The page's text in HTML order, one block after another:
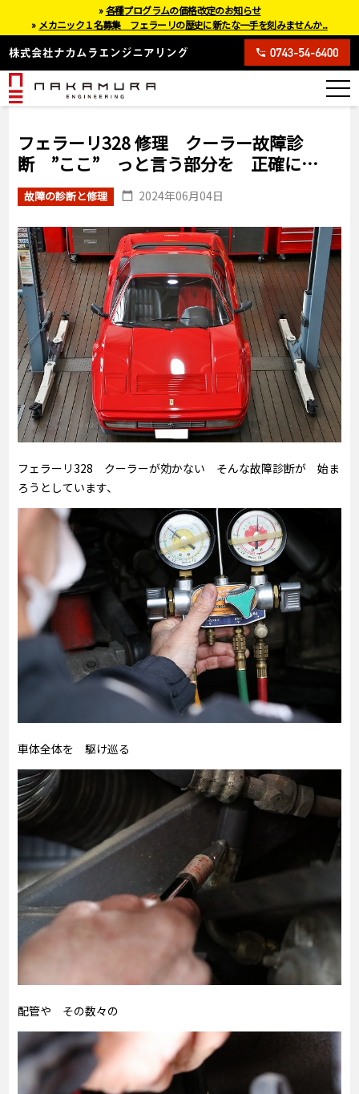
フェラーリ328 修理 クーラー故障診
断 ”ここ” っと言う部分を 正確に…
故障の診断と修理 2024年06月04日
フェラーリ328 クーラーが効かない そんな故障診断が 始ま
ろうとしています、
車体全体を 駆け巡る
配管や その数々の
»各種プログラムの価格改定のお知らせ
» メカニック１名募集 フェラーリの歴史に新たな一手を刻みませんか...